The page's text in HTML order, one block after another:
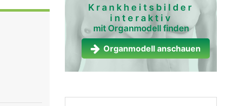
die
bei der
Krankheitsbilder
interaktiv
mit Organmodell finden
Organmodell anschauen